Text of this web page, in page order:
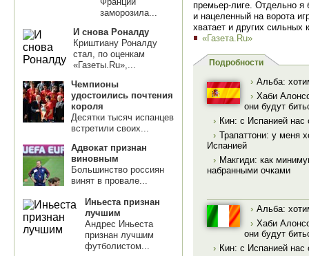
заморозила...
И снова Роналду
Криштиану Роналду
стал, по оценкам
«Газеты.Ru»,...
Чемпионы
удостоились почтения
короля
Десятки тысяч испанцев
встретили своих...
Адвокат признан
виновным
Большинство россиян
винят в провале...
Иньеста признан
лучшим
Андрес Иньеста
признан лучшим
футболистом...
премьер-лиге. Отдельно
и нацеленный на ворота
хватает и других сильных
«Газета.Ru»
Подробности
› Альба:
› Хаби
они будут
› Кин: с Испанией
› Трапаттони: у меня
Испанией
› Макгиди: как
набранными очками
› Альба:
› Хаби
они будут
› Кин: с Испанией